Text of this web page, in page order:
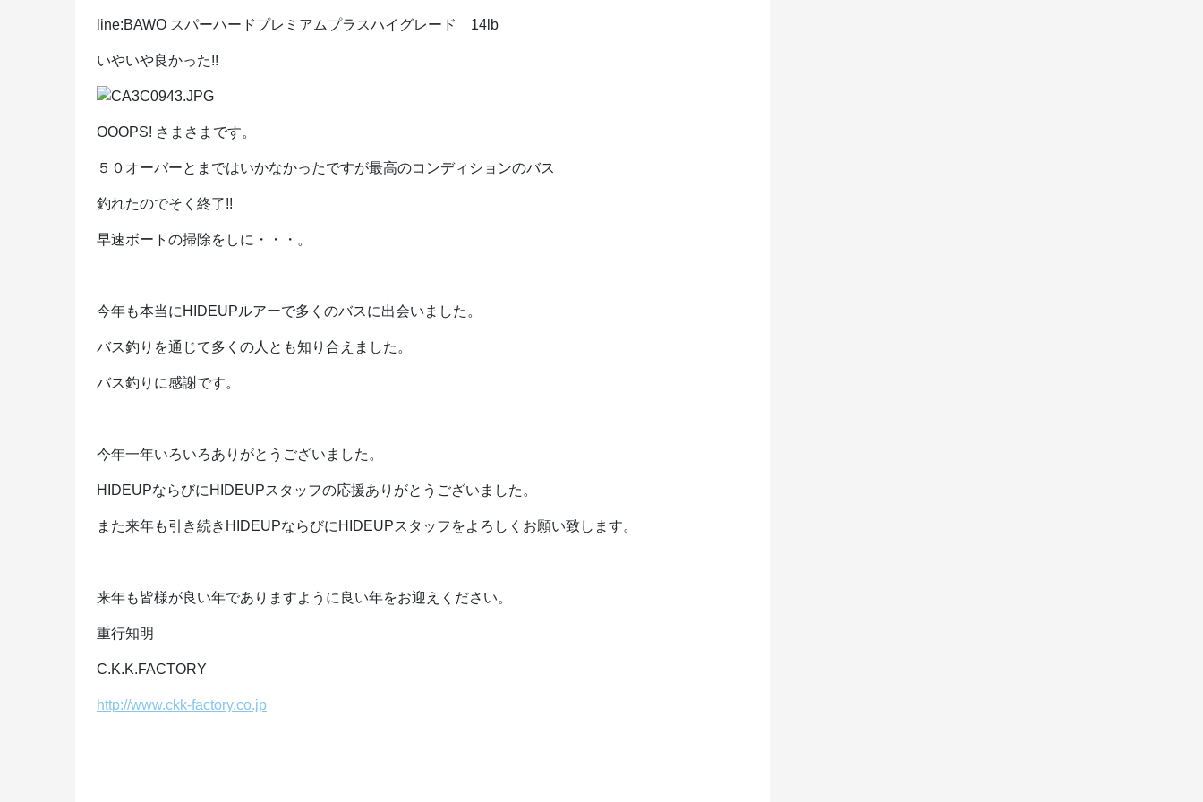
line:BAWO スパーハードプレミアムプラスハイグレード 14lb
いやいや良かった!!
OOOPS! さまさまです。
５０オーバーとまではいかなかったですが最高のコンディションのバス
釣れたのでそく終了!!
早速ボートの掃除をしに・・・。
今年も本当にHIDEUPルアーで多くのバスに出会いました。
バス釣りを通じて多くの人とも知り合えました。
バス釣りに感謝です。
今年一年いろいろありがとうございました。
HIDEUPならびにHIDEUPスタッフの応援ありがとうございました。
また来年も引き続きHIDEUPならびにHIDEUPスタッフをよろしくお願い致します。
来年も皆様が良い年でありますように良い年をお迎えください。
重行知明
C.K.K.FACTORY
http://www.ckk-factory.co.jp